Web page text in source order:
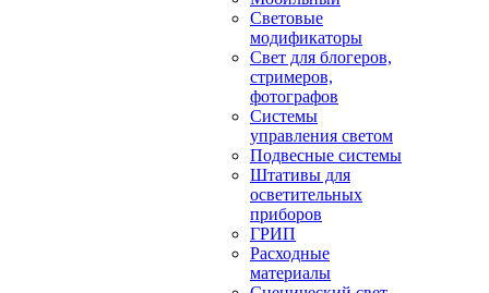
Световые
модификаторы
Свет для блогеров,
стримеров,
фотографов
Системы
управления светом
Подвесные системы
Штативы для
осветительных
приборов
ГРИП
Расходные
материалы